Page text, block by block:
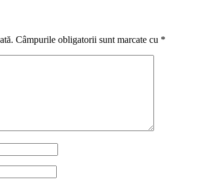
Câmpurile obligatorii sunt marcate cu *